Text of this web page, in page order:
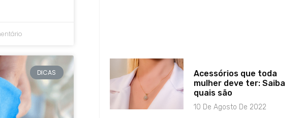
DICAS
Acessórios que toda
mulher deve ter: Saiba
quais são
10 De Agosto De 2022